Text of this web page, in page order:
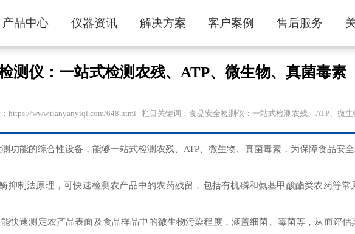
产品中心 仪器资讯 解决方案 客户案例 售后服务
测仪：一站式检测农残、ATP、微生物、真菌毒素
https://www.tianyanyiqi.com/648.html 栏目关键词：食品安全检测仪：一站式检测农残、ATP、微生
功能的综合性设备，能够一站式检测农残、ATP、微生物、真菌毒素，为保障食品安全
制法原理，可快速检测农产品中的农药残留，包括有机磷和氨基甲酸酯类农药等常
速测定农产品表面及食品样品中的微生物污染程度，涵盖细菌、霉菌等，从而评估